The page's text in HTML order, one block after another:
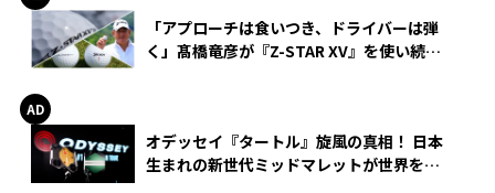
「アプローチは食いつき、ドライバーは弾
く」髙橋竜彦が『Z-STAR XV』を使い続け
オデッセイ『タートル』旋風の真相！ 日本
生まれの新世代ミッドマレットが世界を席